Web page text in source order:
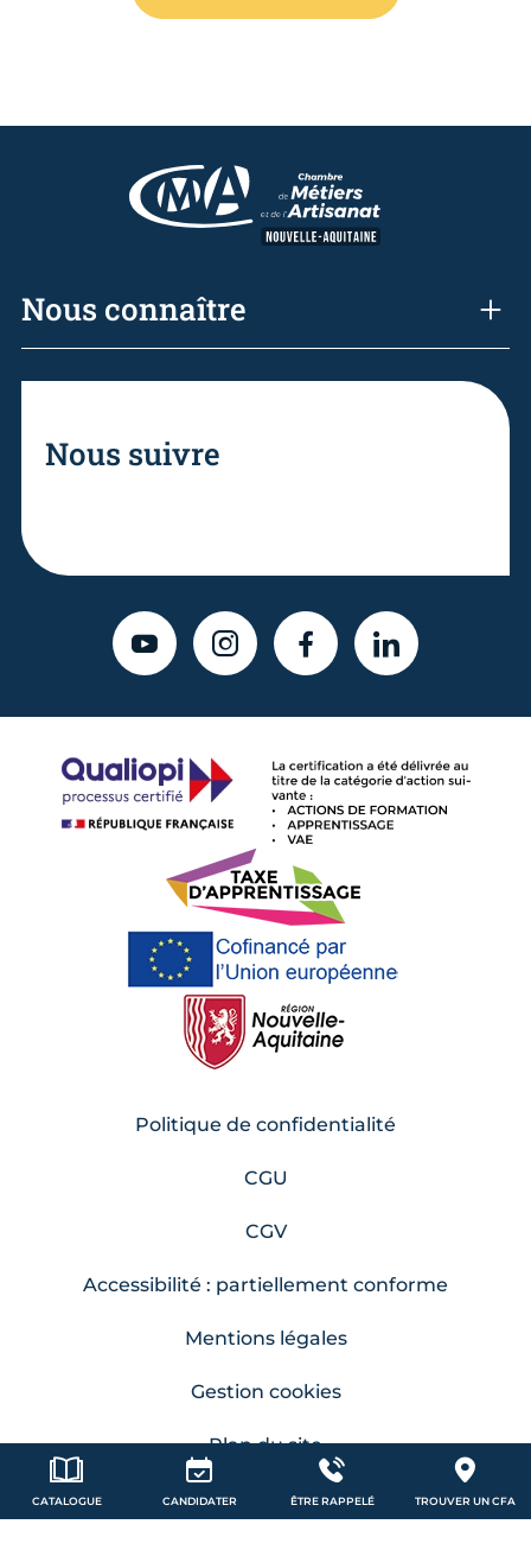
CATALOGUE CANDIDATER ÊTRE RAPPELÉ TROUVER UN CFA
Nous connaître
Nous suivre
YOUTUBEINSTAGRAMFACEBOOKLINKEDIN
Politique de confidentialité
CGU
CGV
Accessibilité : partiellement conforme
Mentions légales
Gestion cookies
Plan du site
Contact